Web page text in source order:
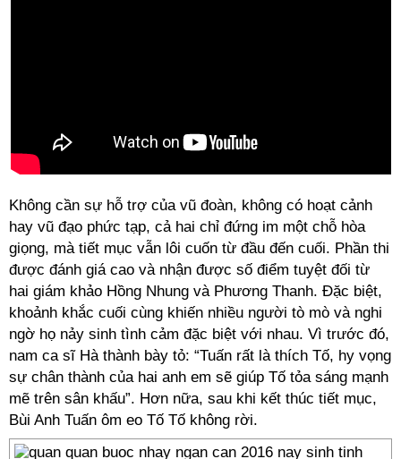
Không cần sự hỗ trợ của vũ đoàn, không có hoạt cảnh
hay vũ đạo phức tạp, cả hai chỉ đứng im một chỗ hòa
giọng, mà tiết mục vẫn lôi cuốn từ đầu đến cuối. Phần thi
được đánh giá cao và nhận được số điểm tuyệt đối từ
hai giám khảo Hồng Nhung và Phương Thanh. Đặc biệt,
khoảnh khắc cuối cùng khiến nhiều người tò mò và nghi
ngờ họ nảy sinh tình cảm đặc biệt với nhau. Vì trước đó,
nam ca sĩ Hà thành bày tỏ: “Tuấn rất là thích Tố, hy vọng
sự chân thành của hai anh em sẽ giúp Tố tỏa sáng mạnh
mẽ trên sân khấu”. Hơn nữa, sau khi kết thúc tiết mục,
Bùi Anh Tuấn ôm eo Tố Tố không rời.